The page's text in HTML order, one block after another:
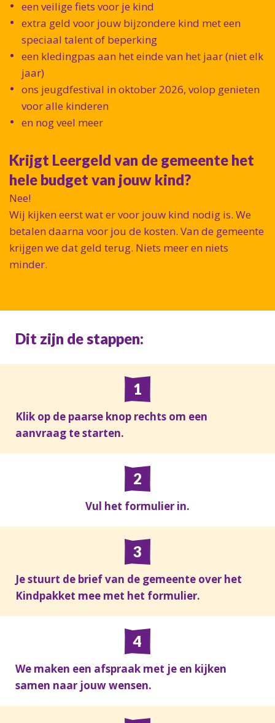
een veilige fiets voor je kind
extra geld voor jouw bijzondere kind met een
speciaal talent of beperking
een kledingpas aan het einde van het jaar (niet elk
jaar)
ons jeugdfestival in oktober 2026, volop genieten
voor alle kinderen
en nog veel meer
Krijgt Leergeld van de gemeente het
hele budget van jouw kind?
Nee!
Wij kijken eerst wat er voor jouw kind nodig is. We
betalen daarna voor jou de kosten. Van de gemeente
krijgen we dat geld terug. Niets meer en niets
minder.
Dit zijn de stappen:
Klik op de paarse knop rechts om een
aanvraag te starten.
Vul het formulier in.
Je stuurt de brief van de gemeente over het
Kindpakket mee met het formulier.
We maken een afspraak met je en kijken
samen naar jouw wensen.